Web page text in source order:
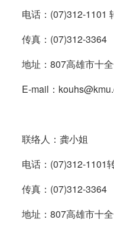
电话：(07)312-1101
传真：(07)312-3364
地址：807高雄市十
E-mail：
联络人：龚小姐
电话：(07)312-1101
传真：(07)312-3364
地址：807高雄市十